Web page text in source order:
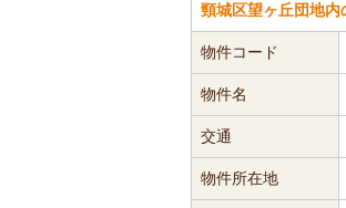
頸城区望ヶ丘団地内
物件コード
物件名
交通
物件所在地